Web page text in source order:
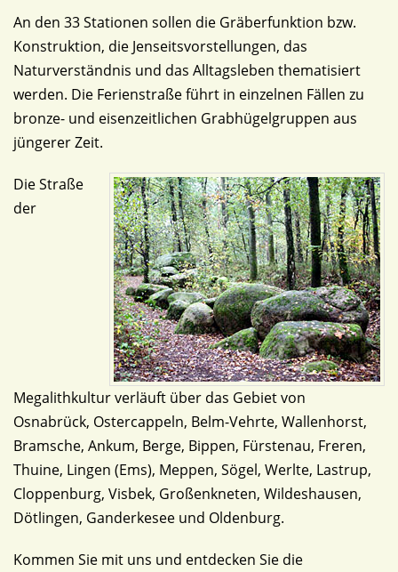
An den 33 Stationen sollen die Gräberfunktion bzw.
Konstruktion, die Jenseitsvorstellungen, das
Naturverständnis und das Alltagsleben thematisiert
werden. Die Ferienstraße führt in einzelnen Fällen zu
bronze- und eisenzeitlichen Grabhügelgruppen aus
jüngerer Zeit.
Die Straße
der
Megalithkultur verläuft über das Gebiet von
Osnabrück, Ostercappeln, Belm-Vehrte, Wallenhorst,
Bramsche, Ankum, Berge, Bippen, Fürstenau, Freren,
Thuine, Lingen (Ems), Meppen, Sögel, Werlte, Lastrup,
Cloppenburg, Visbek, Großenkneten, Wildeshausen,
Dötlingen, Ganderkesee und Oldenburg.
Kommen Sie mit uns und entdecken Sie die